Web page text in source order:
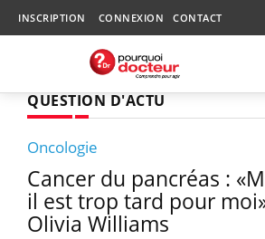
INSCRIPTION CONNEXION CONTACT
QUESTION D'ACTU
Oncologie
Cancer du pancréas :
il est trop tard pour
Olivia Williams